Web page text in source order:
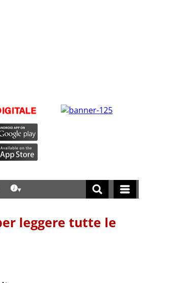
leggere tutte le